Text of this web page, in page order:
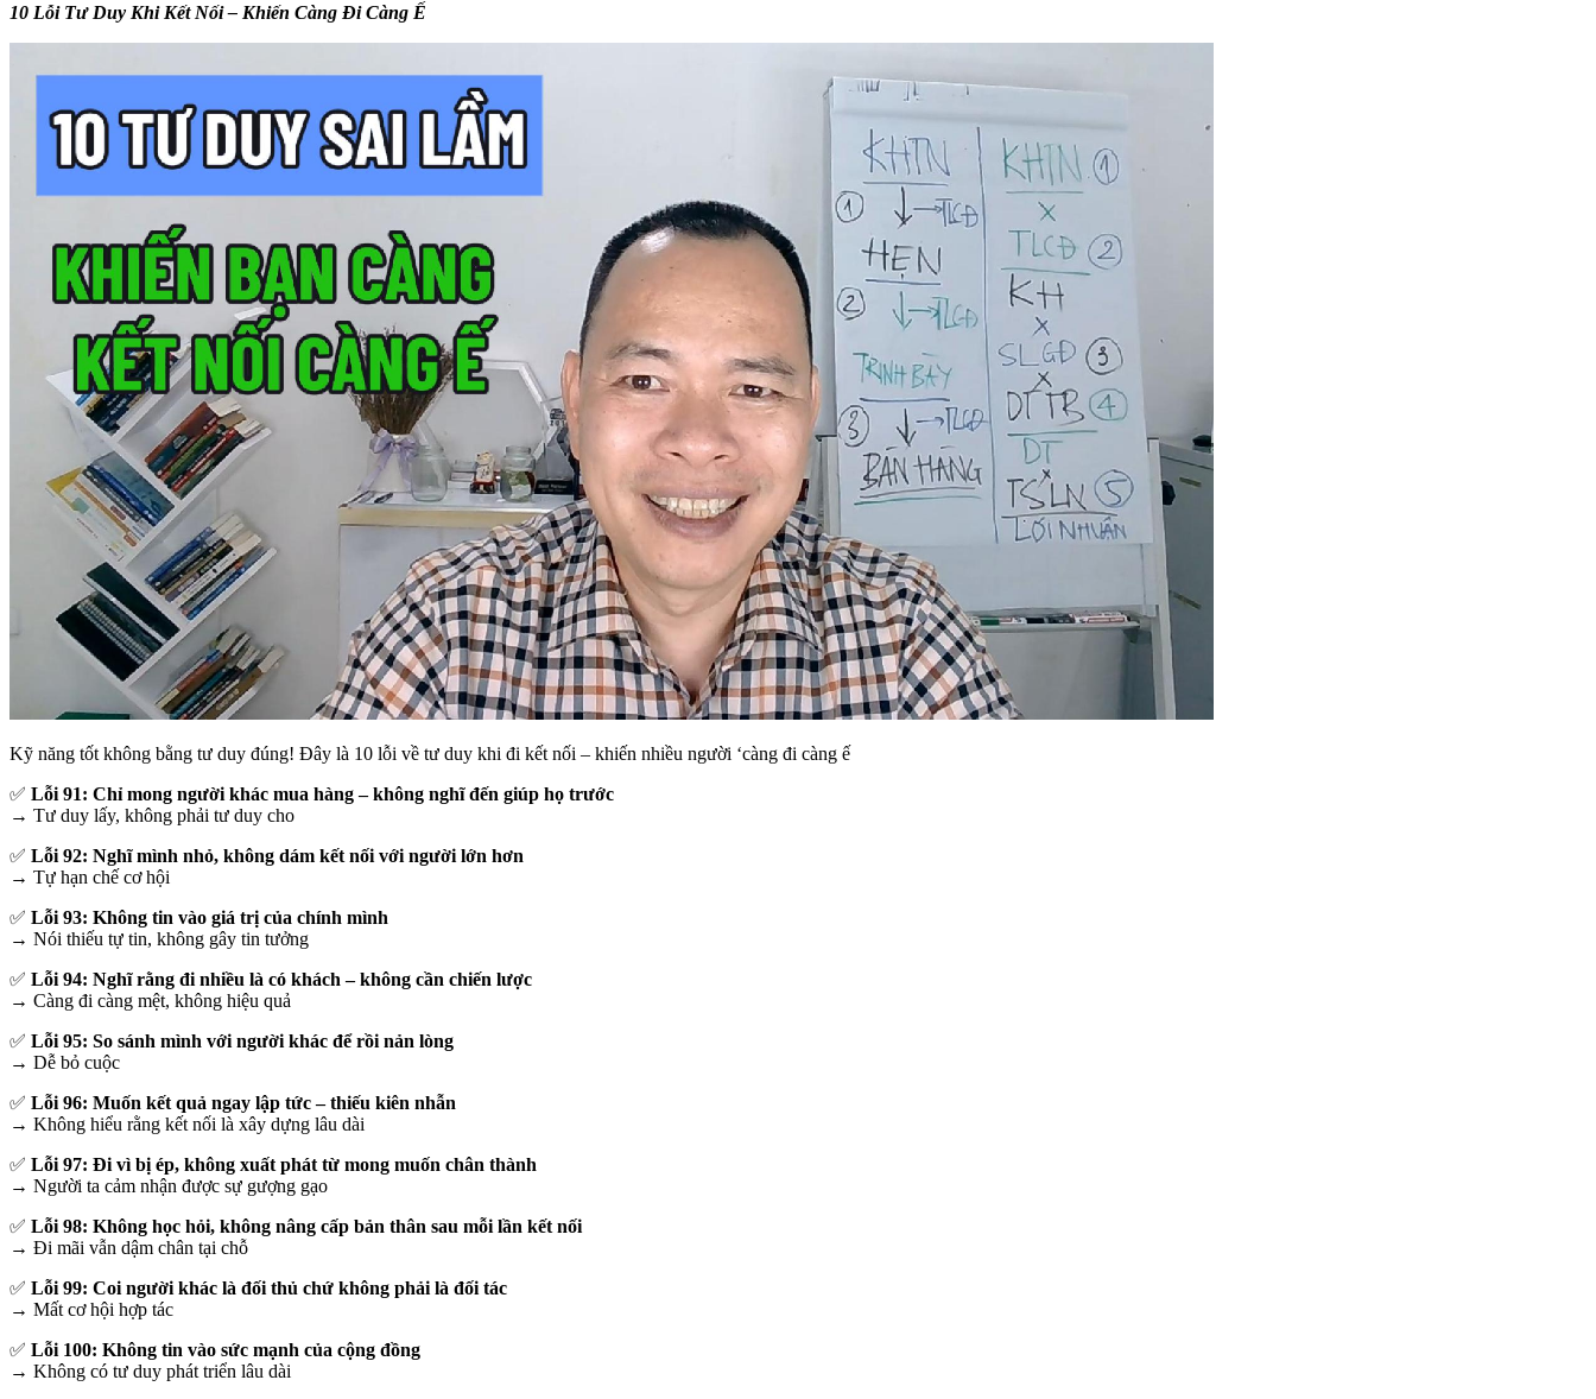
10 Lỗi Tư Duy Khi Kết Nối – Khiến Càng Đi Càng Ế
Kỹ năng tốt không bằng tư duy đúng! Đây là 10 lỗi về tư duy khi đi kết nối – khiến nhiều người ‘càng đi càng ế
✅ Lỗi 91: Chỉ mong người khác mua hàng – không nghĩ đến giúp họ trước
→ Tư duy lấy, không phải tư duy cho
✅ Lỗi 92: Nghĩ mình nhỏ, không dám kết nối với người lớn hơn
→ Tự hạn chế cơ hội
✅ Lỗi 93: Không tin vào giá trị của chính mình
→ Nói thiếu tự tin, không gây tin tưởng
✅ Lỗi 94: Nghĩ rằng đi nhiều là có khách – không cần chiến lược
→ Càng đi càng mệt, không hiệu quả
✅ Lỗi 95: So sánh mình với người khác để rồi nản lòng
→ Dễ bỏ cuộc
✅ Lỗi 96: Muốn kết quả ngay lập tức – thiếu kiên nhẫn
→ Không hiểu rằng kết nối là xây dựng lâu dài
✅ Lỗi 97: Đi vì bị ép, không xuất phát từ mong muốn chân thành
→ Người ta cảm nhận được sự gượng gạo
✅ Lỗi 98: Không học hỏi, không nâng cấp bản thân sau mỗi lần kết nối
→ Đi mãi vẫn dậm chân tại chỗ
✅ Lỗi 99: Coi người khác là đối thủ chứ không phải là đối tác
→ Mất cơ hội hợp tác
✅ Lỗi 100: Không tin vào sức mạnh của cộng đồng
→ Không có tư duy phát triển lâu dài